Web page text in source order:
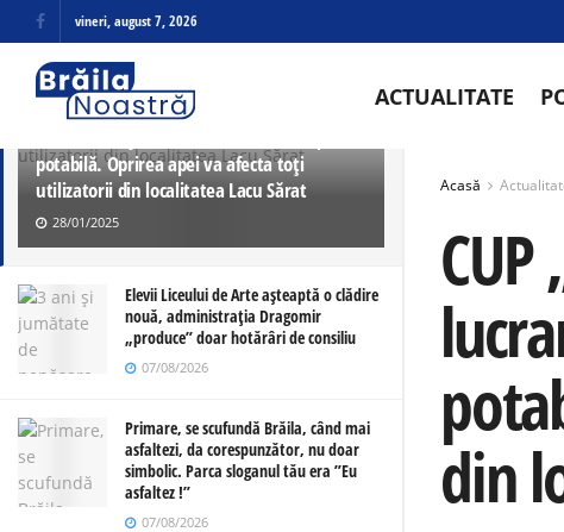
ULTIMELE TRENDING
CUP „Dunărea” execută joi, 30 ianuarie, o
potabilă. Oprirea apei va afecta toți
utilizatorii din localitatea Lacu Sărat
28/01/2025
Elevii Liceului de Arte așteaptă o clădire
nouă, administrația Dragomir
„produce” doar hotărâri de consiliu
07/08/2026
Primare, se scufundă Brăila, când mai
asfaltezi, da corespunzător, nu doar
simbolic. Parca sloganul tău era ”Eu
asfaltez !”
07/08/2026
vineri, august 7, 2026
ACTUALITATE
Acasă
din